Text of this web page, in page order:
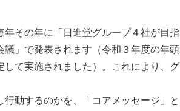
その年に「日進堂グループ４社が目指
」で発表されます（令和３年度の年頭
て実施されました）。これにより、グ
動するのかを、「コアメッセージ」と